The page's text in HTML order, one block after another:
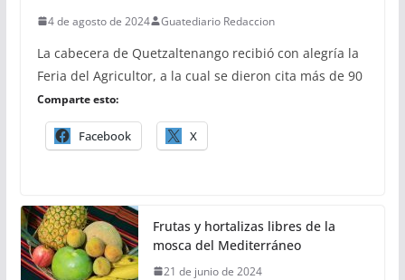
4 de agosto de 2024 Guatediario Redaccion
La cabecera de Quetzaltenango recibió con alegría la
Feria del Agricultor, a la cual se dieron cita más de 90
Comparte esto:
Facebook X
Frutas y hortalizas libres de la
mosca del Mediterráneo
21 de junio de 2024